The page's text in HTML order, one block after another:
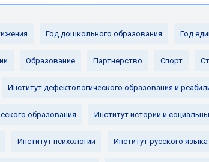
Год дошкольного образования Год
Образование Партнерство Спорт
Институт дефектологического образования и
образования Институт истории и
Институт психологии Институт русского